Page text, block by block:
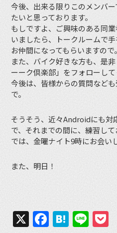
今後、出来る限りこのメンバ
たいと思っております。
もしですよ、ご興味のある同
いましたら、トークルームで手
お仲間になってもらいますので。
また、バイク好きな方も、是
ーーク倶楽部」をフォローして
今後は、皆様からの質問など
で。
そうそう、近々Androidにも対
で、それまでの間に、練習して
では、金曜ナイト9時にお会い
また、明日！
X Facebook
Hatena
Line